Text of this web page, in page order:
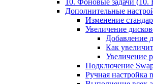
10. Фоновые задачи (10.
Дополнительные
Изменение
Увеличение
Добавление
Как
Увеличение
Подключение
Ручная настройка